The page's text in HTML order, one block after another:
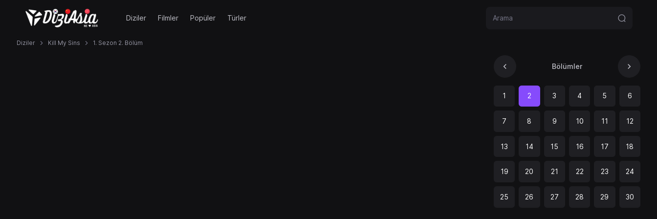
Diziler Filmler Popüler Türler
Diziler Kill My Sins 1. Sezon 2. Bölüm
Bölümler
1 2 3 4 5 6
7 8 9 10 11 12
13 14 15 16 17 18
19 20 21 22 23 24
25 26 27 28 29 30